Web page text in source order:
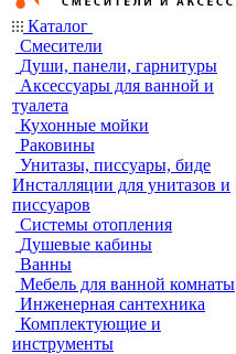
Каталог
Смесители
Души, панели, гарнитуры
Аксессуары для ванной и
туалета
Кухонные мойки
Раковины
Унитазы, писсуары, биде
Инсталляции для унитазов и
писсуаров
Системы отопления
Душевые кабины
Ванны
Мебель для ванной комнаты
Инженерная сантехника
Комплектующие и
инструменты